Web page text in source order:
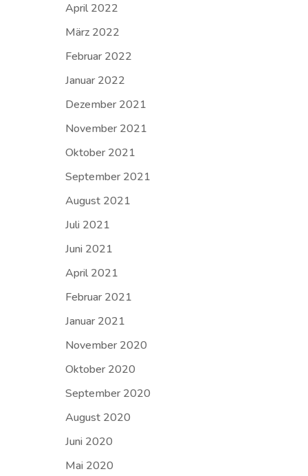
April 2022
März 2022
Februar 2022
Januar 2022
Dezember 2021
November 2021
Oktober 2021
September 2021
August 2021
Juli 2021
Juni 2021
April 2021
Februar 2021
Januar 2021
November 2020
Oktober 2020
September 2020
August 2020
Juni 2020
Mai 2020